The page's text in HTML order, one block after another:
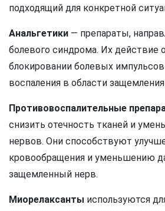
подходящий для конкретной
Анальгетики — препараты,
болевого синдрома. Их действие
блокировании болевых
воспаления в области
Противовоспалительные
снизить отечность тканей и
нервов. Они способствуют
кровообращения и уменьшению
защемленный нерв.
Миорелаксанты используются